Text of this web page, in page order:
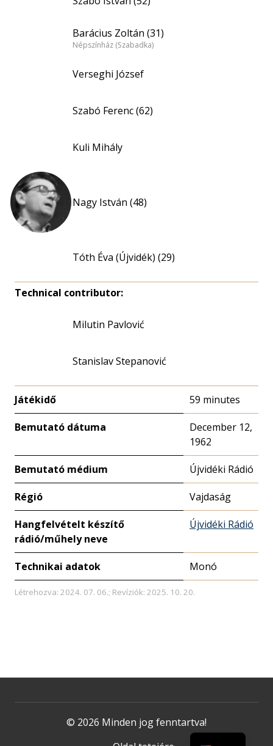
Barácius Zoltán (31)
Népszínház (Szabadka)
Verseghi József
Szabó Ferenc (62)
Kuli Mihály
Nagy István (48)
Tóth Éva (Újvidék) (29)
Technical contributor:
Milutin Pavlović
Stanislav Stepanović
Játékidő 59 minutes
Bemutató dátuma
December 12,
1962
Bemutató médium Újvidéki Rádió
Régió Vajdaság
Hangfelvételt készítő
rádió/műhely neve
Újvidéki Rádió
Technikai adatok Monó
Létrehozva: 2024. 07. 06.; Revíziók: 2025. 10. 20.
© 2026 Minden jog fenntartva!